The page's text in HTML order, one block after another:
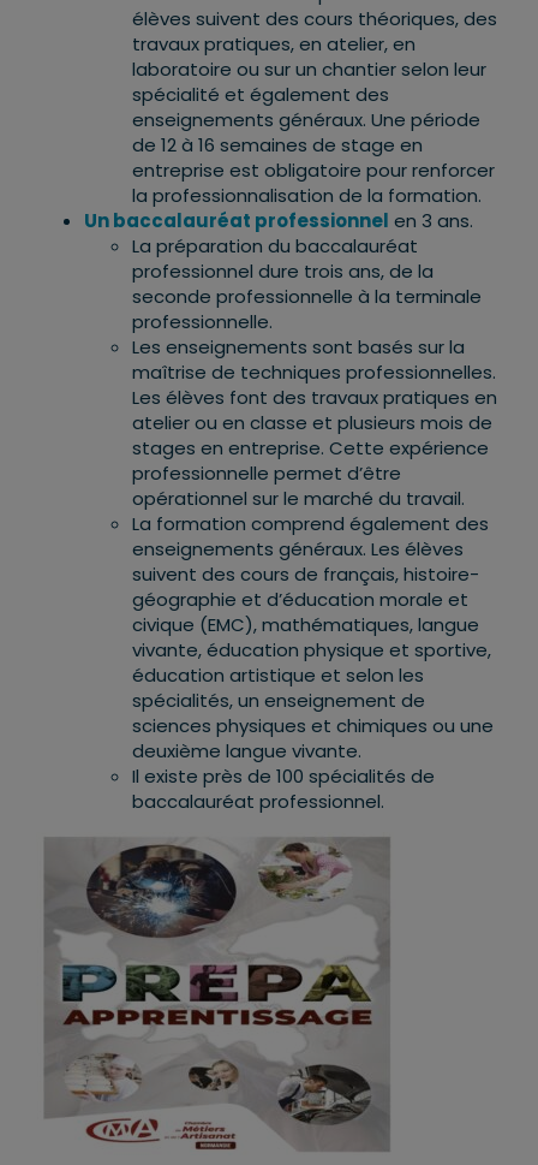
élèves suivent des cours théoriques, des
travaux pratiques, en atelier, en
laboratoire ou sur un chantier selon leur
spécialité et également des
enseignements généraux. Une période
de 12 à 16 semaines de stage en
entreprise est obligatoire pour renforcer
la professionnalisation de la formation.
Un baccalauréat professionnel en 3 ans.
La préparation du baccalauréat
professionnel dure trois ans, de la
seconde professionnelle à la terminale
professionnelle.
Les enseignements sont basés sur la
maîtrise de techniques professionnelles.
Les élèves font des travaux pratiques en
atelier ou en classe et plusieurs mois de
stages en entreprise. Cette expérience
professionnelle permet d’être
opérationnel sur le marché du travail.
La formation comprend également des
enseignements généraux. Les élèves
suivent des cours de français, histoire-
géographie et d’éducation morale et
civique (EMC), mathématiques, langue
vivante, éducation physique et sportive,
éducation artistique et selon les
spécialités, un enseignement de
sciences physiques et chimiques ou une
deuxième langue vivante.
Il existe près de 100 spécialités de
baccalauréat professionnel.